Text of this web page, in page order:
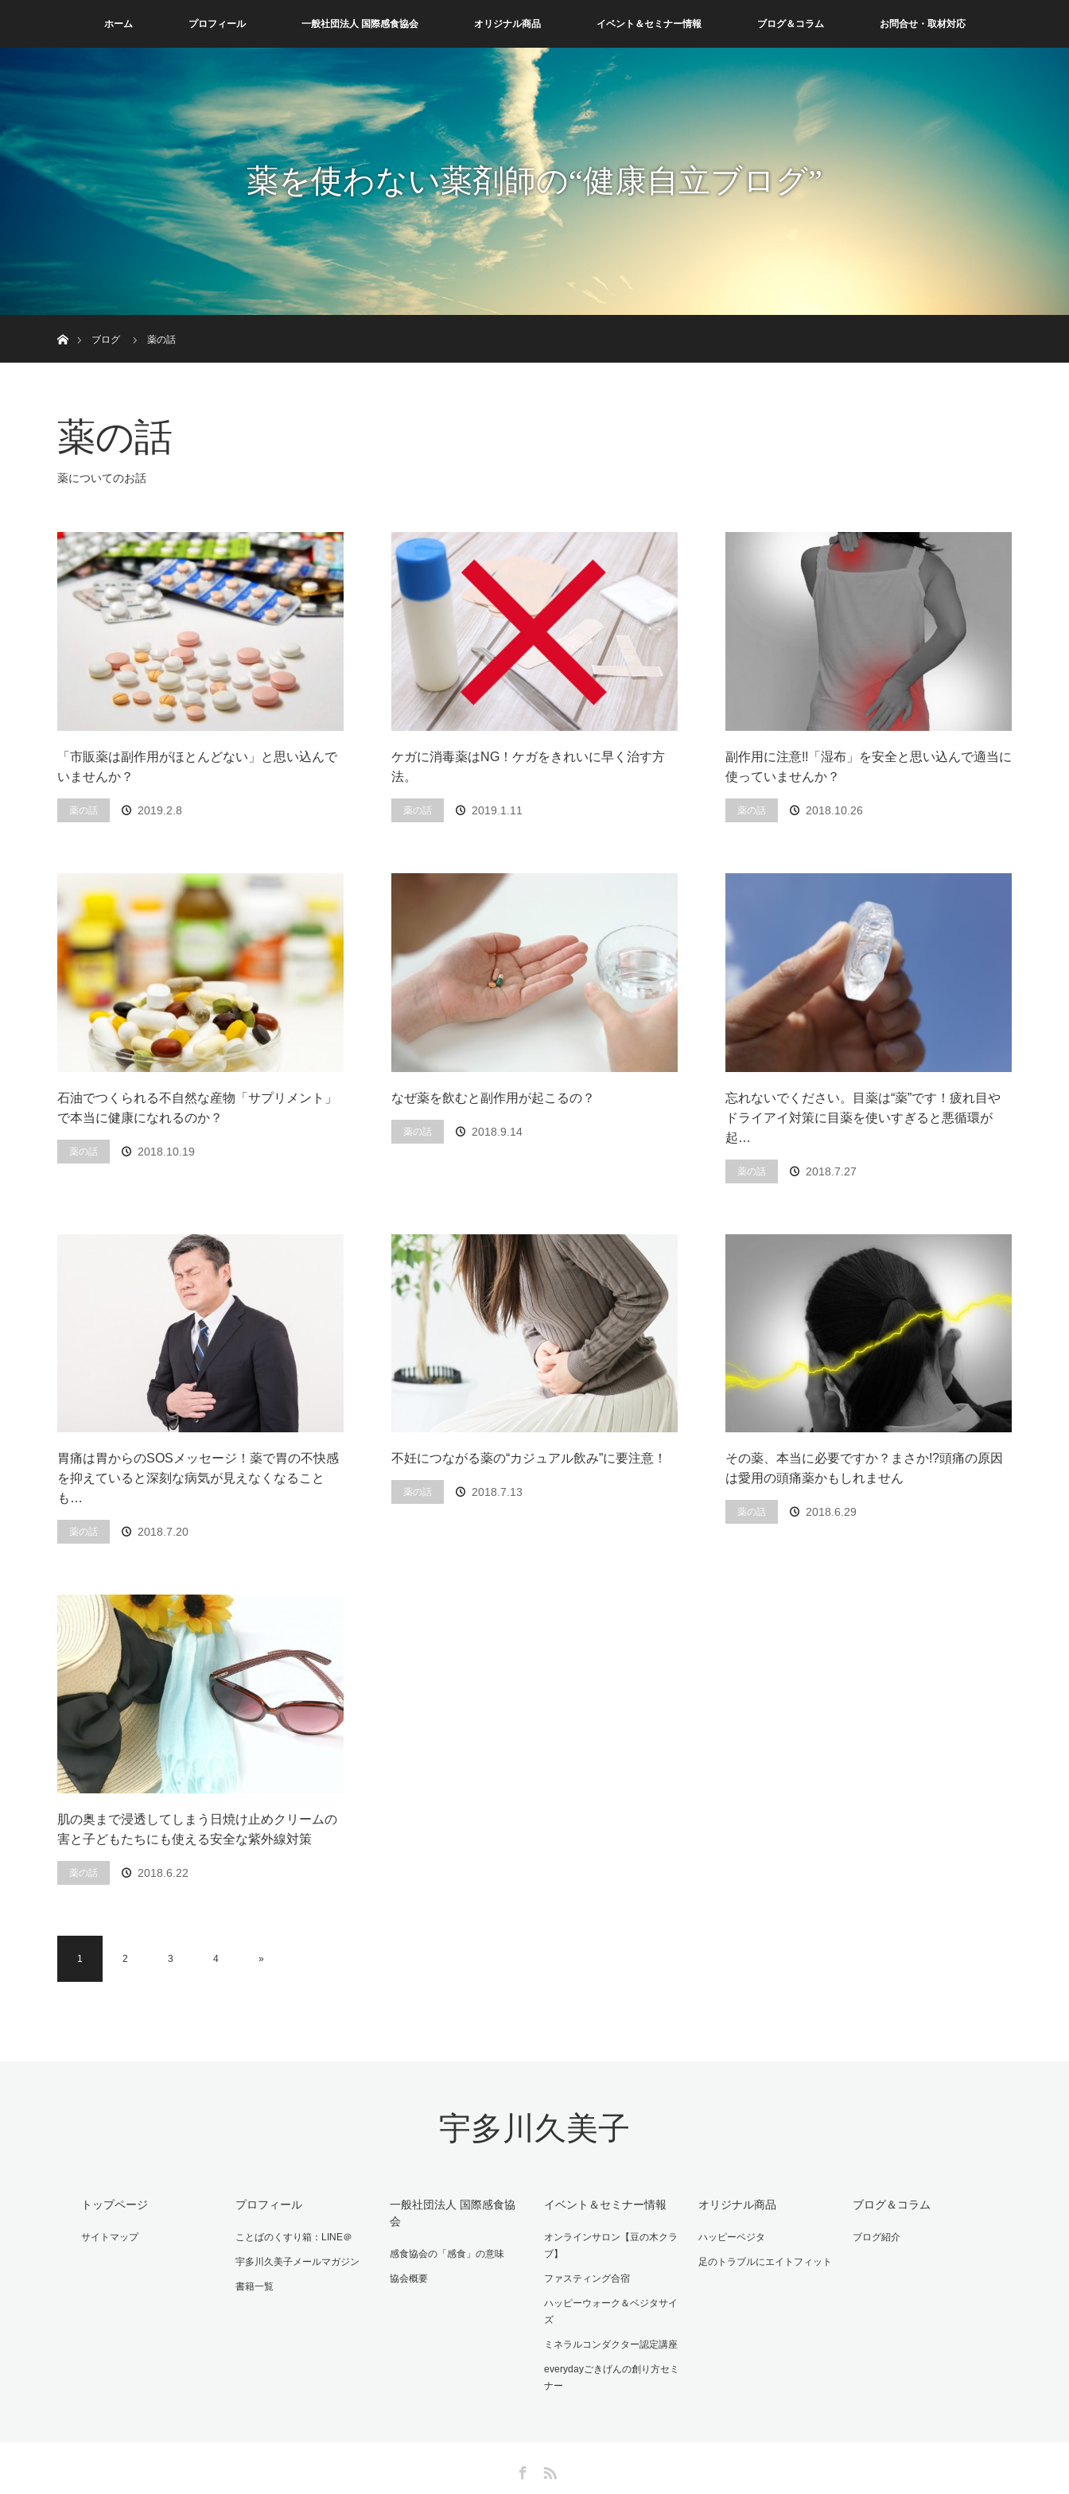
ホーム プロフィール 一般社団法人 国際感食協会 オリジナル商品 イベント＆セミナー情報 ブログ＆コラム お問合せ・取材対応
薬を使わない薬剤師の“健康自立ブログ”
ブログ
薬の話
薬の話
薬についてのお話
「市販薬は副作用がほとんどない」と思い込んで
いませんか？
薬の話 2019.2.8
ケガに消毒薬はNG！ケガをきれいに早く治す方
法。
薬の話 2019.1.11
副作用に注意!!「湿布」を安全と思い込んで適当に
使っていませんか？
薬の話 2018.10.26
石油でつくられる不自然な産物「サプリメント」
で本当に健康になれるのか？
薬の話 2018.10.19
なぜ薬を飲むと副作用が起こるの？
薬の話 2018.9.14
忘れないでください。目薬は“薬”です！疲れ目や
ドライアイ対策に目薬を使いすぎると悪循環が
起…
薬の話 2018.7.27
胃痛は胃からのSOSメッセージ！薬で胃の不快感
を抑えていると深刻な病気が見えなくなること
も…
薬の話 2018.7.20
不妊につながる薬の“カジュアル飲み”に要注意！
薬の話 2018.7.13
その薬、本当に必要ですか？まさか!?頭痛の原因
は愛用の頭痛薬かもしれません
薬の話 2018.6.29
肌の奥まで浸透してしまう日焼け止めクリームの
害と子どもたちにも使える安全な紫外線対策
薬の話 2018.6.22
1 2 3 4 »
宇多川久美子
トップページ
サイトマップ
プロフィール
ことばのくすり箱：LINE＠
宇多川久美子メールマガジン
書籍一覧
一般社団法人 国際感食協
会
感食協会の「感食」の意味
協会概要
イベント＆セミナー情報
オンラインサロン【豆の木クラ
ブ】
ファスティング合宿
ハッピーウォーク＆ベジタサイ
ズ
ミネラルコンダクター認定講座
everydayごきげんの創り方セミ
ナー
オリジナル商品
ハッピーベジタ
足のトラブルにエイトフィット
ブログ＆コラム
ブログ紹介